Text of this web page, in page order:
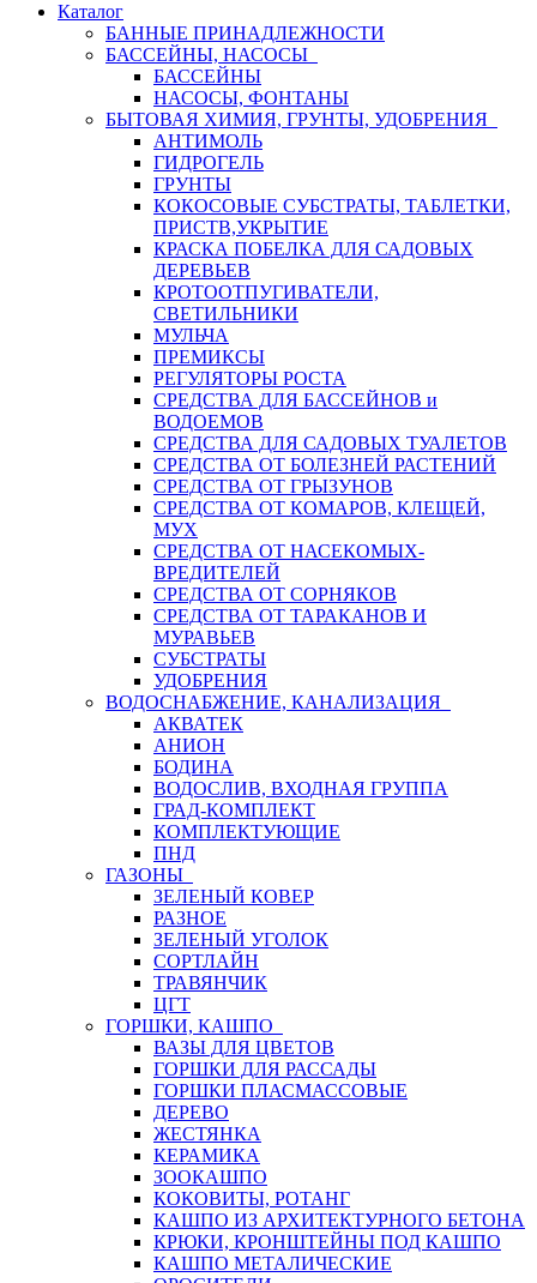
Каталог
БАННЫЕ ПРИНАДЛЕЖНОСТИ
БАССЕЙНЫ, НАСОСЫ
БАССЕЙНЫ
НАСОСЫ, ФОНТАНЫ
БЫТОВАЯ ХИМИЯ, ГРУНТЫ, УДОБРЕНИЯ
АНТИМОЛЬ
ГИДРОГЕЛЬ
ГРУНТЫ
КОКОСОВЫЕ СУБСТРАТЫ, ТАБЛЕТКИ,
ПРИСТВ,УКРЫТИЕ
КРАСКА ПОБЕЛКА ДЛЯ САДОВЫХ
ДЕРЕВЬЕВ
КРОТООТПУГИВАТЕЛИ,
СВЕТИЛЬНИКИ
МУЛЬЧА
ПРЕМИКСЫ
РЕГУЛЯТОРЫ РОСТА
СРЕДСТВА ДЛЯ БАССЕЙНОВ и
ВОДОЕМОВ
СРЕДСТВА ДЛЯ САДОВЫХ ТУАЛЕТОВ
СРЕДСТВА ОТ БОЛЕЗНЕЙ РАСТЕНИЙ
СРЕДСТВА ОТ ГРЫЗУНОВ
СРЕДСТВА ОТ КОМАРОВ, КЛЕЩЕЙ,
МУХ
СРЕДСТВА ОТ НАСЕКОМЫХ-
ВРЕДИТЕЛЕЙ
СРЕДСТВА ОТ СОРНЯКОВ
СРЕДСТВА ОТ ТАРАКАНОВ И
МУРАВЬЕВ
СУБСТРАТЫ
УДОБРЕНИЯ
ВОДОСНАБЖЕНИЕ, КАНАЛИЗАЦИЯ
АКВАТЕК
АНИОН
БОДИНА
ВОДОСЛИВ, ВХОДНАЯ ГРУППА
ГРАД-КОМПЛЕКТ
КОМПЛЕКТУЮЩИЕ
ПНД
ГАЗОНЫ
ЗЕЛЕНЫЙ КОВЕР
РАЗНОЕ
ЗЕЛЕНЫЙ УГОЛОК
СОРТЛАЙН
ТРАВЯНЧИК
ЦГТ
ГОРШКИ, КАШПО
ВАЗЫ ДЛЯ ЦВЕТОВ
ГОРШКИ ДЛЯ РАССАДЫ
ГОРШКИ ПЛАСМАССОВЫЕ
ДЕРЕВО
ЖЕСТЯНКА
КЕРАМИКА
ЗООКАШПО
КОКОВИТЫ, РОТАНГ
КАШПО ИЗ АРХИТЕКТУРНОГО БЕТОНА
КРЮКИ, КРОНШТЕЙНЫ ПОД КАШПО
КАШПО МЕТАЛИЧЕСКИЕ